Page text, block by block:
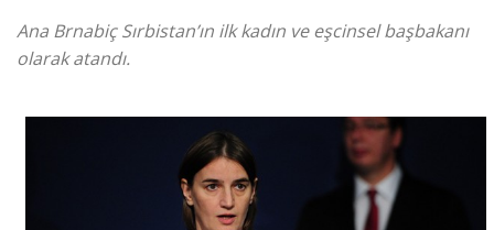
Ana Brnabiç Sırbistan’ın ilk kadın ve eşcinsel başbakanı
olarak atandı.